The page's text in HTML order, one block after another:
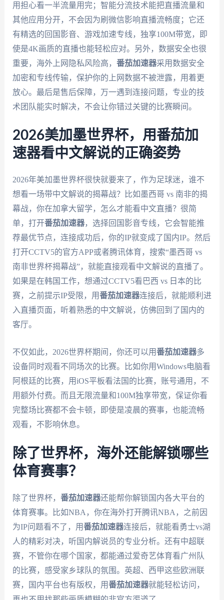
用担心看一半流量用完；智能分流技术能把直播流量和
其他应用分开，不会因为刷微信影响直播流畅度；它还
有精选的回国影音、游戏加速专线，独享100M带宽，即
使是4K画质的直播也能轻松应对。另外，数据安全也很
重要，海外上网隐私风险高， 番茄加速器采用数据安全
加密和专线传输，保护你的上网数据不被泄露，用着更
放心。最后是售后保障，万一遇到连接问题，专业的技
术团队能实时解决，不会让你错过关键的比赛瞬间。
2026美加墨世界杯，用番茄加
速器看中文解说的正确姿势
2026年美加墨世界杯很快就要来了，作为足球迷，谁不
想看一场带中文解说的揭幕战？比如墨西哥 vs 南非的揭
幕战，你在加拿大留学，怎么才能看中文直播？很简
单，打开番茄加速器，选择回国影音专线，它会智能推
荐最优节点，连接成功后，你的IP就变成了国内IP。然后
打开CCTV5的官方APP或者腾讯体育，搜索“墨西哥 vs
南非世界杯揭幕战”，就能直接观看中文解说的直播了。
如果是在韩国工作，想通过CCTV5看巴西 vs 日本的比
赛，之前提示IP受限，用番茄加速器连接后，就能顺利进
入直播页面，听着熟悉的中文解说，仿佛回到了国内的
客厅。
不仅如此，2026世界杯期间，你还可以用番茄加速器多
设备同时观看不同场次的比赛。比如你用Windows电脑看
阿根廷的比赛，用iOS平板看法国的比赛，账号通用，不
用额外付费。而且无限流量和100M独享带宽，保证你看
完整场比赛都不会卡顿，即使是凌晨的赛事，也能流畅
观看，不影响休息。
除了世界杯，海外还能解锁哪些
体育赛事？
除了世界杯， 番茄加速器还能帮你解锁国内各大平台的
体育赛事。比如NBA，你在海外打开腾讯NBA，之前因
为IP问题看不了，用番茄加速器连接后，就能看勇士vs湖
人的精彩对决，听国内解说员的专业分析。还有中超联
赛，不管你在哪个国家，都能通过爱奇艺体育看广州队
的比赛，感受家乡球队的氛围。英超、西甲这些欧洲联
赛，国内平台也有版权，用番茄加速器就能轻松访问，